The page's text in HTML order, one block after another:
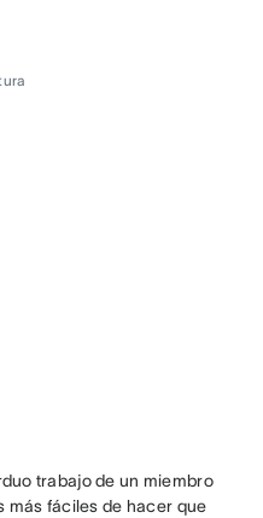
trabajo de un miembro
más fáciles de hacer que